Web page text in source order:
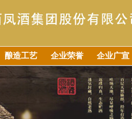
酿造工艺 企业荣誉 企业广宣